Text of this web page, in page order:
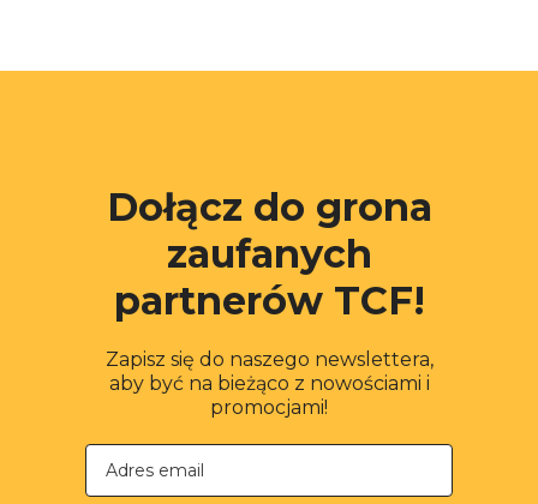
Dołącz do grona
zaufanych
partnerów TCF!
Zapisz się do naszego newslettera,
aby być na bieżąco z nowościami i
promocjami!